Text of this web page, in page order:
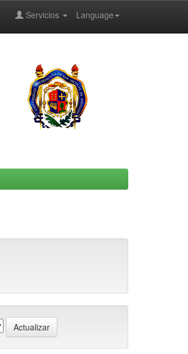
Language
Servicios